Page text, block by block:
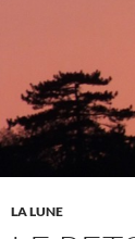
LA LUNE